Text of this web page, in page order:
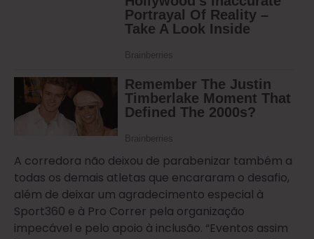
A corredora não deixou de parabenizar também a
todas os demais atletas que encararam o desafio,
além de deixar um agradecimento especial à
Sport360 e à Pro Correr pela organização
impecável e pelo apoio à inclusão. “Eventos assim